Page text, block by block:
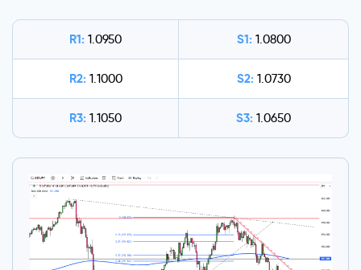
R1: 1.0950 S1: 1.0800
R2: 1.1000 S2: 1.0730
R3: 1.1050 S3: 1.0650